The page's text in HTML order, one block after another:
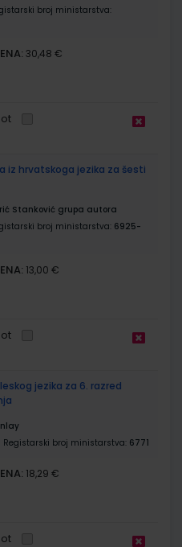
broj ministarstva:
30,48 €
iz hrvatskoga jezika za šesti
Stanković grupa autora
broj ministarstva: 6925-
13,00 €
jezika za 6. razred
Registarski broj ministarstva: 6771
18,29 €